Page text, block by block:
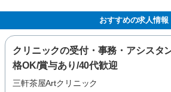
おすすめの求人情報
クリニックの受付・事務・アシスタ
格OK/賞与あり/40代歓迎
三軒茶屋Artクリニック